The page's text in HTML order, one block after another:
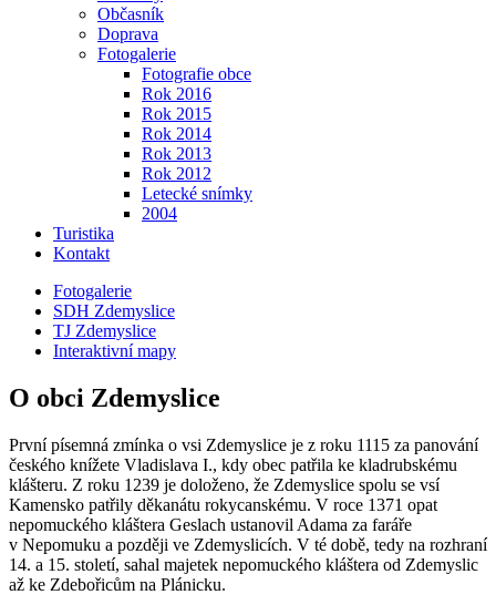
Občasník
Doprava
Fotogalerie
Fotografie obce
Rok 2016
Rok 2015
Rok 2014
Rok 2013
Rok 2012
Letecké snímky
2004
Turistika
Kontakt
Fotogalerie
SDH Zdemyslice
TJ Zdemyslice
Interaktivní mapy
O obci Zdemyslice
První písemná zmínka o vsi Zdemyslice je z roku 1115 za panování
českého knížete Vladislava I., kdy obec patřila ke kladrubskému
klášteru. Z roku 1239 je doloženo, že Zdemyslice spolu se vsí
Kamensko patřily děkanátu rokycanskému. V roce 1371 opat
nepomuckého kláštera Geslach ustanovil Adama za faráře
v Nepomuku a později ve Zdemyslicích. V té době, tedy na rozhraní
14. a 15. století, sahal majetek nepomuckého kláštera od Zdemyslic
až ke Zdebořicům na Plánicku.